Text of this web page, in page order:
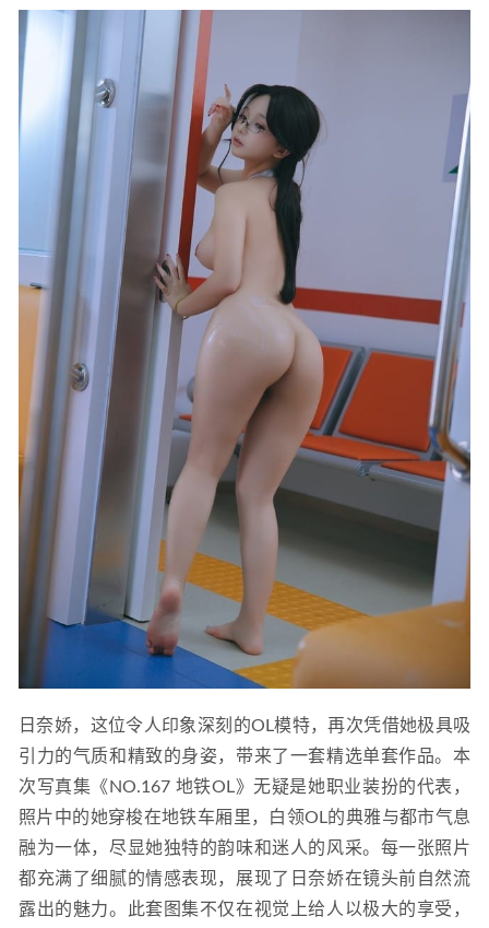
日奈娇，这位令人印象深刻的OL模特，再次凭借她极具吸
引力的气质和精致的身姿，带来了一套精选单套作品。本
次写真集《NO.167 地铁OL》无疑是她职业装扮的代表，
照片中的她穿梭在地铁车厢里，白领OL的典雅与都市气息
融为一体，尽显她独特的韵味和迷人的风采。每一张照片
都充满了细腻的情感表现，展现了日奈娇在镜头前自然流
露出的魅力。此套图集不仅在视觉上给人以极大的享受，